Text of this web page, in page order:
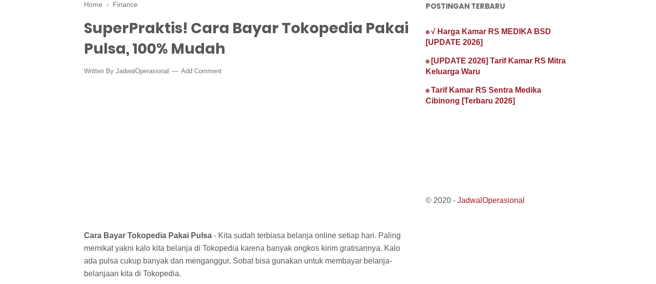
Home › Finance
SuperPraktis! Cara Bayar Tokopedia Pakai
Pulsa, 100% Mudah
Written By JadwalOperasional Add Comment
Cara Bayar Tokopedia Pakai Pulsa - Kita sudah terbiasa belanja online setiap hari. Paling
memikat yakni kalo kita belanja di Tokopedia karena banyak ongkos kirim gratisannya. Kalo
ada pulsa cukup banyak dan menganggur, Sobat bisa gunakan untuk membayar belanja-
belanjaan kita di Tokopedia.
POSTINGAN TERBARU
√ Harga Kamar RS MEDIKA BSD
[UPDATE 2026]
[UPDATE 2026] Tarif Kamar RS Mitra
Keluarga Waru
Tarif Kamar RS Sentra Medika
Cibinong [Terbaru 2026]
© 2020 - JadwalOperasional